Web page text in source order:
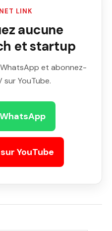
LINK
aucune
et startup
et abonnez-
sur YouTube.
YouTube